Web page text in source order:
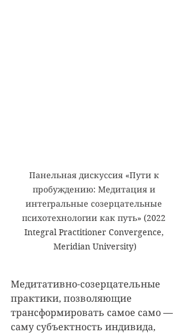
Панельная дискуссия «Пути к
пробуждению: Медитация и
интегральные созерцательные
психотехнологии как путь» (2022
Integral Practitioner Convergence,
Meridian University)
Медитативно-созерцательные
практики, позволяющие
трансформировать самое само —
саму субъектность индивида,